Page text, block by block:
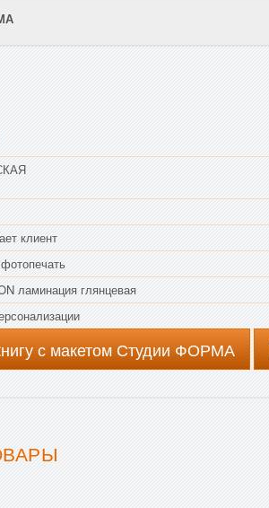
клиент
ламинация глянцевая
с макетом Студии ФОРМА